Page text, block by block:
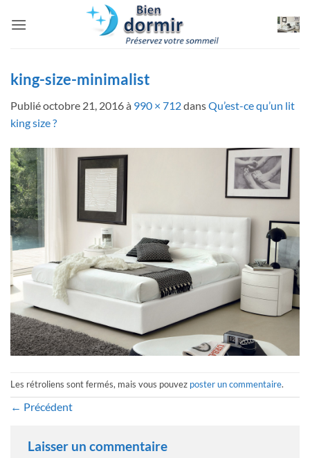
king-size-minimalist
Publiéoctobre 21, 2016à 990 × 712dansQu’est-ce qu’un lit
king size ?
Les rétroliens sont fermés, mais vous pouvez poster un commentaire.
← Précédent
Laisser un commentaire